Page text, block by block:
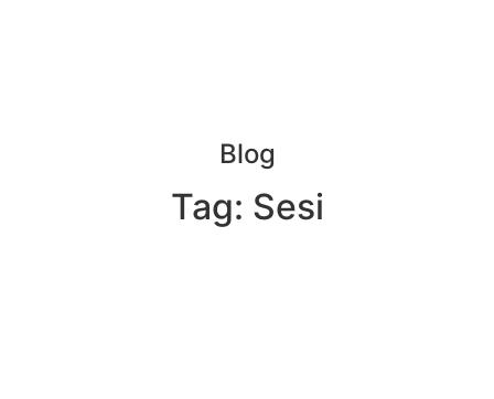
Blog
Tag: Sesi